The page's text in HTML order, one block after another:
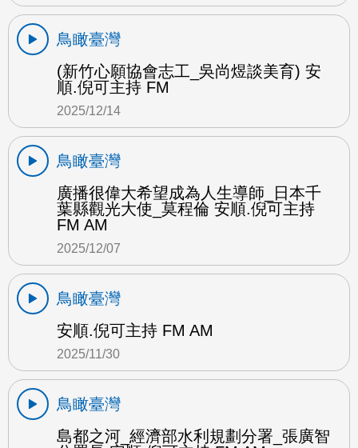
鳥瞰臺灣
(新竹心願協會志工_吳尚煜談美育) 安
順.倪可主持 FM
2025/12/14
鳥瞰臺灣
廣播很偉大希望成為人生導師_日本千
葉縣觀光大使_莫程倫 安順.倪可主持
FM AM
2025/12/07
鳥瞰臺灣
安順.倪可主持 FM AM
2025/11/30
鳥瞰臺灣
島都之河_經濟部水利規劃分署_張廣智